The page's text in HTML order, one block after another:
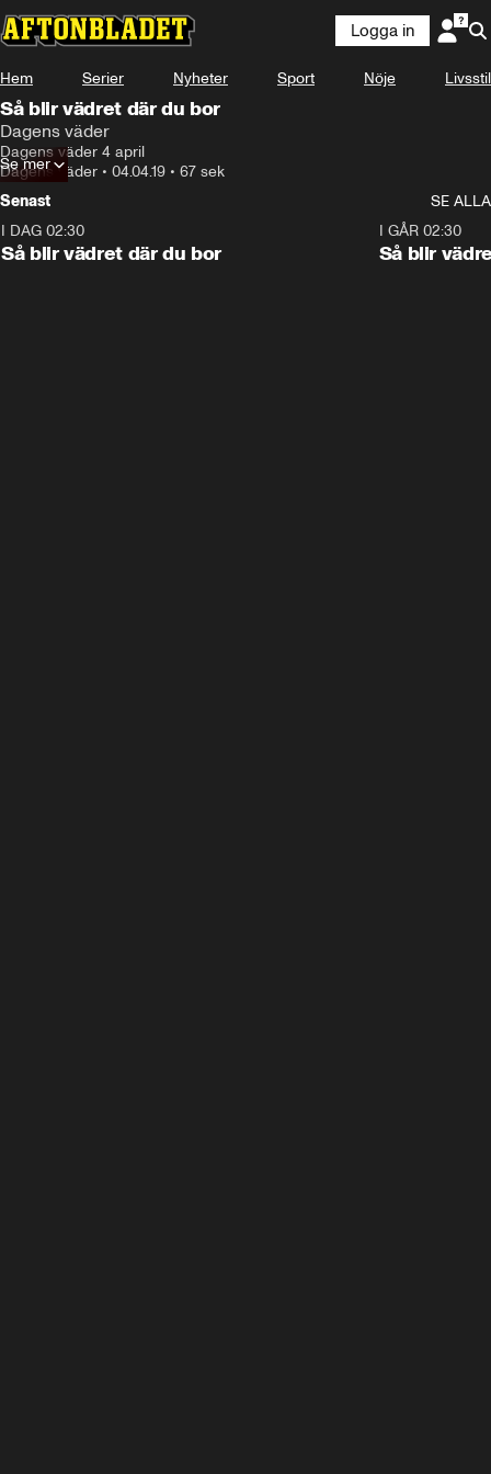
Logga in
Hem Serier Nyheter Sport Nöje Livsstil
Så blir vädret där du bor
Dagens väder
Dagens väder 4 april
Dagens väder • 04.04.19 • 67 sek
Se mer
Senast
SE ALLA
I DAG 02:30
Så blir vädret där du bor
I GÅR 02:30
Så blir